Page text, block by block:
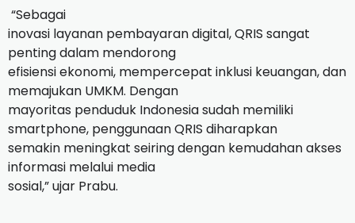
“Sebagai
inovasi layanan pembayaran digital, QRIS sangat
penting dalam mendorong
efisiensi ekonomi, mempercepat inklusi keuangan, dan
memajukan UMKM. Dengan
mayoritas penduduk Indonesia sudah memiliki
smartphone, penggunaan QRIS diharapkan
semakin meningkat seiring dengan kemudahan akses
informasi melalui media
sosial,” ujar Prabu.